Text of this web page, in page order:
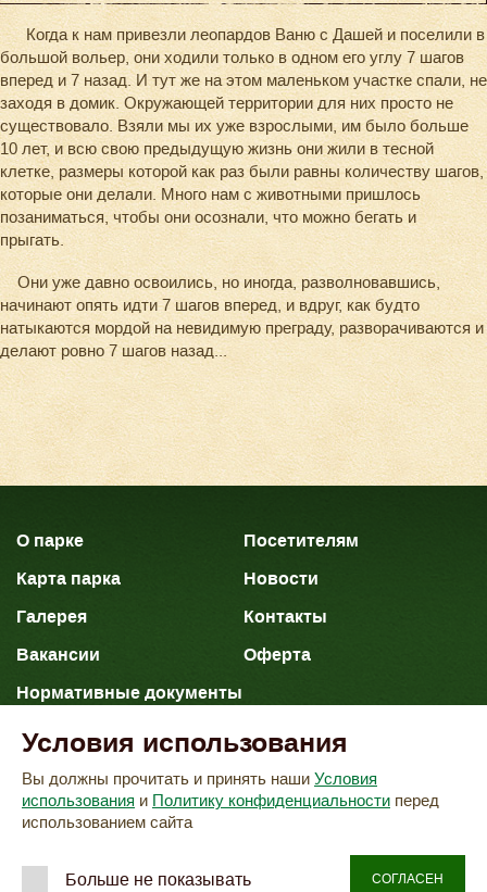
Когда к нам привезли леопардов Ваню с Дашей и поселили в
большой вольер, они ходили только в одном его углу 7 шагов
вперед и 7 назад. И тут же на этом маленьком участке спали, не
заходя в домик. Окружающей территории для них просто не
существовало. Взяли мы их уже взрослыми, им было больше
10 лет, и всю свою предыдущую жизнь они жили в тесной
клетке, размеры которой как раз были равны количеству шагов,
которые они делали. Много нам с животными пришлось
позаниматься, чтобы они осознали, что можно бегать и
прыгать.
Они уже давно освоились, но иногда, разволновавшись,
начинают опять идти 7 шагов вперед, и вдруг, как будто
натыкаются мордой на невидимую преграду, разворачиваются и
делают ровно 7 шагов назад...
О парке
Посетителям
Карта парка
Новости
Галерея
Контакты
Вакансии
Оферта
Нормативные документы
Политика конфиденциальных данных
Согласие на обработку персональных данных
с сайта запрещено.
Условия использования
Вы должны прочитать и принять наши Условия
использования и Политику конфиденциальности перед
использованием сайта
Больше не показывать СОГЛАСЕН